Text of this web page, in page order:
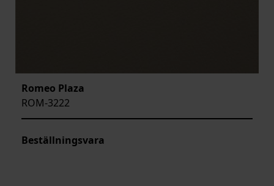
Romeo Plaza
ROM-3222
Beställningsvara